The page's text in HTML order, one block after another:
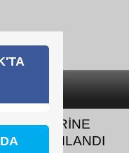
BİRBİRİNE
TAMAMLANDI